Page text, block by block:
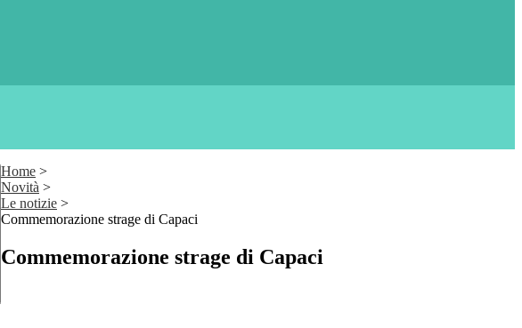
Home >
Novità >
Le notizie >
Commemorazione strage di Capaci
Commemorazione strage di Capaci